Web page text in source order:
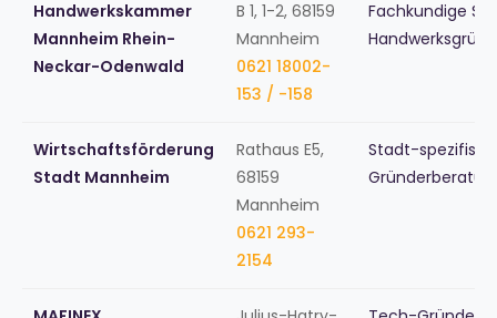
Handwerkskammer
Mannheim Rhein-
Neckar-Odenwald
B 1, 1-2, 68159
Mannheim
0621 18002-
153 / -158
Fachkundige
Wirtschaftsförderung
Stadt Mannheim
Rathaus E5,
68159
Mannheim
0621 293-
2154
Stadt-